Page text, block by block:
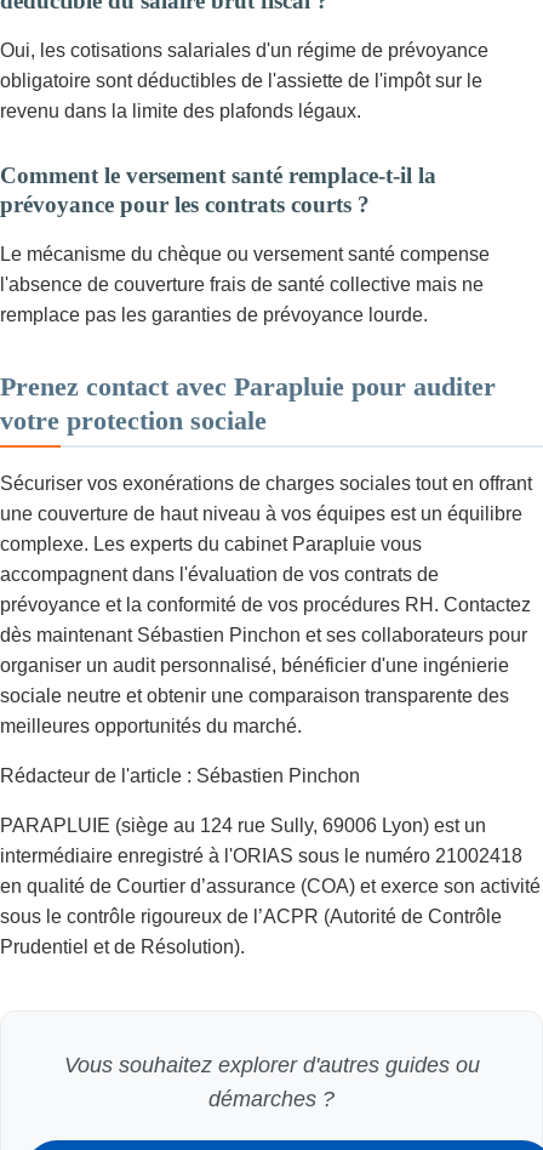
Oui, les cotisations salariales d'un régime de prévoyance
obligatoire sont déductibles de l'assiette de l'impôt sur le
revenu dans la limite des plafonds légaux.
Comment le versement santé remplace-t-il la
prévoyance pour les contrats courts ?
Le mécanisme du chèque ou versement santé compense
l'absence de couverture frais de santé collective mais ne
remplace pas les garanties de prévoyance lourde.
Prenez contact avec Parapluie pour auditer
votre protection sociale
Sécuriser vos exonérations de charges sociales tout en offrant
une couverture de haut niveau à vos équipes est un équilibre
complexe. Les experts du cabinet Parapluie vous
accompagnent dans l'évaluation de vos contrats de
prévoyance et la conformité de vos procédures RH. Contactez
dès maintenant Sébastien Pinchon et ses collaborateurs pour
organiser un audit personnalisé, bénéficier d'une ingénierie
sociale neutre et obtenir une comparaison transparente des
meilleures opportunités du marché.
Rédacteur de l'article : Sébastien Pinchon
PARAPLUIE (siège au 124 rue Sully, 69006 Lyon) est un
intermédiaire enregistré à l'ORIAS sous le numéro 21002418
en qualité de Courtier d’assurance (COA) et exerce son activité
sous le contrôle rigoureux de l’ACPR (Autorité de Contrôle
Prudentiel et de Résolution).
Vous souhaitez explorer d'autres guides ou
démarches ?